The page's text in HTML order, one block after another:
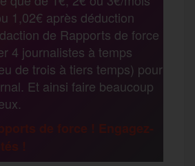
e
r
g
e
m
1,02€ après déduction
de Rapports de force
4 journalistes à temps
de trois à tiers temps) pour
Et ainsi faire beaucoup
de force ! Engagez-
!